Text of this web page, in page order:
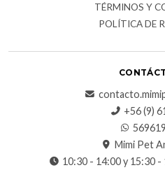
TÉRMINOS Y
POLÍTICA DE
+56 (9)
Mimi Pet
10:30 - 14:00 y 15:30 -